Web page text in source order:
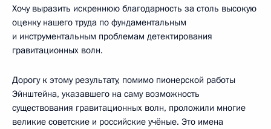
Хочу выразить искреннюю благодарность за столь высокую
оценку нашего труда по фундаментальным
и инструментальным проблемам детектирования
гравитационных волн.
Дорогу к этому результату, помимо пионерской работы
Эйнштейна, указавшего на саму возможность
существования гравитационных волн, проложили многие
великие советские и российские учёные. Это имена